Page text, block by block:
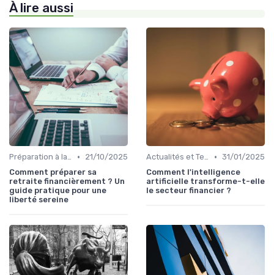
À lire aussi
Préparation à la Retraite •
21/10/2025
Comment préparer sa
retraite financièrement ? Un
guide pratique pour une
liberté sereine
Actualités et Tendances Économiques • 31/01/2025
Comment l'intelligence
artificielle transforme-t-elle
le secteur financier ?